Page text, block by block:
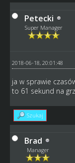
Petecki
Super Manager
2018-06-18, 20:01:48
ja w sprawie
to 61 sekund na
Szukaj
Brad
Manager